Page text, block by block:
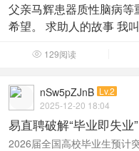
父亲马辉患器质性脑病
希望。 求助人的故事 我
 129阅读
nSw5pZJnB Lv.2
2025-12-20 18:04
易直聘破解“毕业即失
2026届全国高校毕业生预计